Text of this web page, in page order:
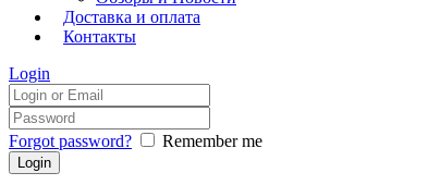
Доставка и оплата
Контакты
Login
Forgot password? Remember me